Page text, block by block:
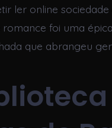
ler online
romance foi uma
que abrangeu